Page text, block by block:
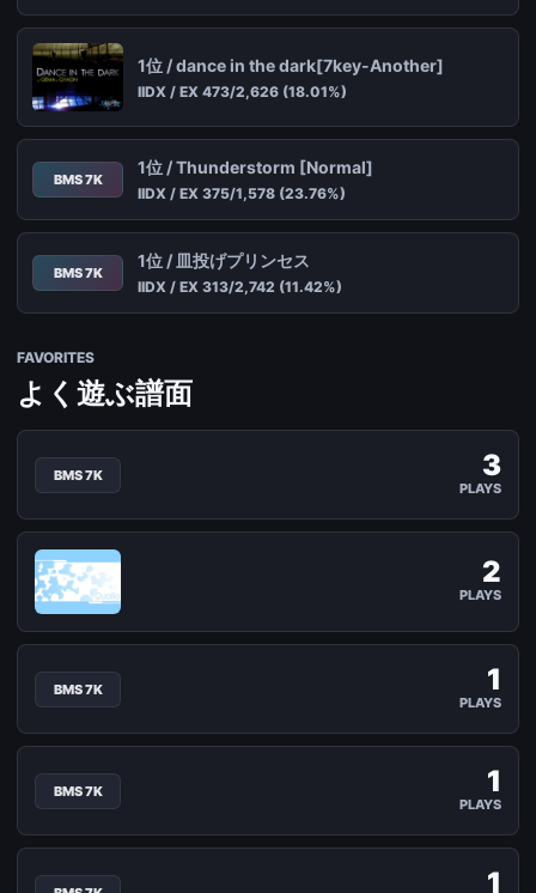
1位 / dance in the dark[7key-Another]
IIDX / EX 473/2,626 (18.01%)
BMS 7K
1位 / Thunderstorm [Normal]
IIDX / EX 375/1,578 (23.76%)
BMS 7K
1位 / 皿投げプリンセス
IIDX / EX 313/2,742 (11.42%)
FAVORITES
よく遊ぶ譜面
BMS 7K 3
PLAYS
Junk / modified to MIND / HYPER Lv.9 / BMS 7K
2
PLAYS
BMS 7K
o.s.gateと重音テト姫 / ANOTHER Lv.11 / BMS 7K
1
PLAYS
BMS 7K
o.s.gateと重音テト姫 / UnK-now/37X / ANOTHER
1
PLAYS
HE is an Energizer(Pt.2) - SCRATCH++ -
1